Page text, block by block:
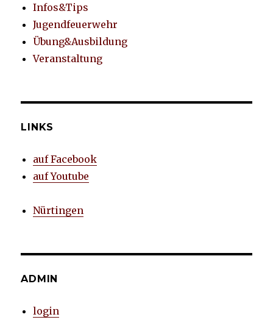
Infos&Tips
Jugendfeuerwehr
Übung&Ausbildung
Veranstaltung
LINKS
auf Facebook
auf Youtube
Nürtingen
ADMIN
login